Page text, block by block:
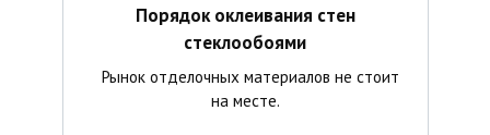
Порядок оклеивания стен
стеклообоями
Рынок отделочных материалов не стоит
на месте.